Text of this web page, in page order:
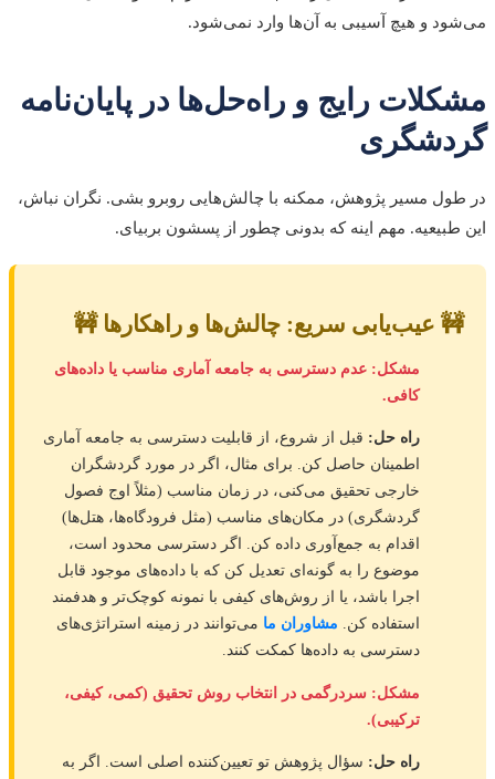
می‌شود و هیچ آسیبی به آن‌ها وارد نمی‌شود.
مشکلات رایج و راه‌حل‌ها در پایان‌نامه
گردشگری
در طول مسیر پژوهش، ممکنه با چالش‌هایی روبرو بشی. نگران نباش،
این طبیعیه. مهم اینه که بدونی چطور از پسشون بربیای.
🚧 عیب‌یابی سریع: چالش‌ها و راهکارها 🚧
مشکل: عدم دسترسی به جامعه آماری مناسب یا داده‌های
کافی.
راه حل: قبل از شروع، از قابلیت دسترسی به جامعه آماری
اطمینان حاصل کن. برای مثال، اگر در مورد گردشگران
خارجی تحقیق می‌کنی، در زمان مناسب (مثلاً اوج فصول
گردشگری) در مکان‌های مناسب (مثل فرودگاه‌ها، هتل‌ها)
اقدام به جمع‌آوری داده کن. اگر دسترسی محدود است،
موضوع را به گونه‌ای تعدیل کن که با داده‌های موجود قابل
اجرا باشد، یا از روش‌های کیفی با نمونه کوچک‌تر و هدفمند
استفاده کن. مشاوران ما می‌توانند در زمینه استراتژی‌های
دسترسی به داده‌ها کمکت کنند.
مشکل: سردرگمی در انتخاب روش تحقیق (کمی، کیفی،
ترکیبی).
راه حل: سؤال پژوهش تو تعیین‌کننده اصلی است. اگر به